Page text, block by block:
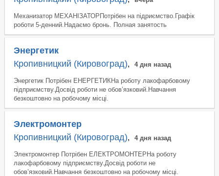
Механизатор МЕХАНІЗАТОРПотрібен на підриємство.Графік
роботи 5-денний.Надаємо бронь. Полная занятость
Энергетик
Кропивницкий (Кировоград), 4 дня назад
Энергетик Потрібен ЕНЕРГЕТИКНа роботу лакофарбовому
підприємству.Досвід роботи не обов’язковий.Навчання
безкоштовно на робочому місці.
Электромонтер
Кропивницкий (Кировоград), 4 дня назад
Электромонтер Потрібен ЕЛЕКТРОМОНТЕРНа роботу
лакофарбовому підприємству.Досвід роботи не
обов’язковий.Навчання безкоштовно на робочому місці.